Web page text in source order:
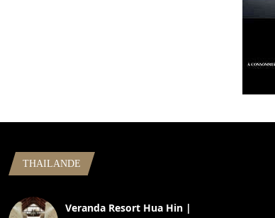
THAILANDE
Veranda Resort Hua Hin |